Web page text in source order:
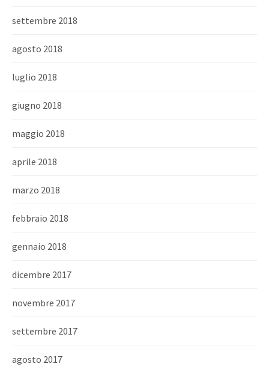
settembre 2018
agosto 2018
luglio 2018
giugno 2018
maggio 2018
aprile 2018
marzo 2018
febbraio 2018
gennaio 2018
dicembre 2017
novembre 2017
settembre 2017
agosto 2017